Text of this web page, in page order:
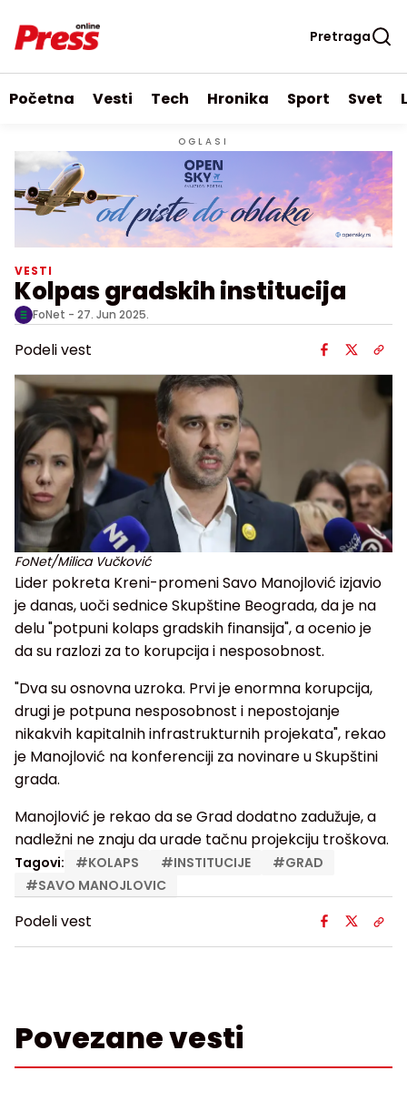
Pretraga
Početna Vesti Tech Hronika Sport Svet
OGLASI
VESTI
Kolpas gradskih institucija
FoNet - 27. Jun 2025.
Podeli vest
FoNet/Milica Vučković
Lider pokreta Kreni-promeni Savo Manojlović izjavio
je danas, uoči sednice Skupštine Beograda, da je na
delu "potpuni kolaps gradskih finansija", a ocenio je
da su razlozi za to korupcija i nesposobnost.
"Dva su osnovna uzroka. Prvi je enormna korupcija,
drugi je potpuna nesposobnost i nepostojanje
nikakvih kapitalnih infrastrukturnih projekata", rekao
je Manojlović na konferenciji za novinare u Skupštini
grada.
Manojlović je rekao da se Grad dodatno zadužuje, a
nadležni ne znaju da urade tačnu projekciju troškova.
Tagovi: #KOLAPS #INSTITUCIJE #GRAD
#SAVO MANOJLOVIC
Podeli vest
Povezane vesti